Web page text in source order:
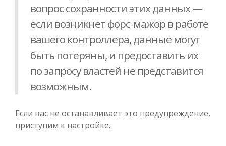
вопрос сохранности этих данных —
если возникнет форс-мажор в работе
вашего контроллера, данные могут
быть потеряны, и предоставить их
по запросу властей не представится
возможным.
Если вас не останавливает это предупреждение,
приступим к настройке.